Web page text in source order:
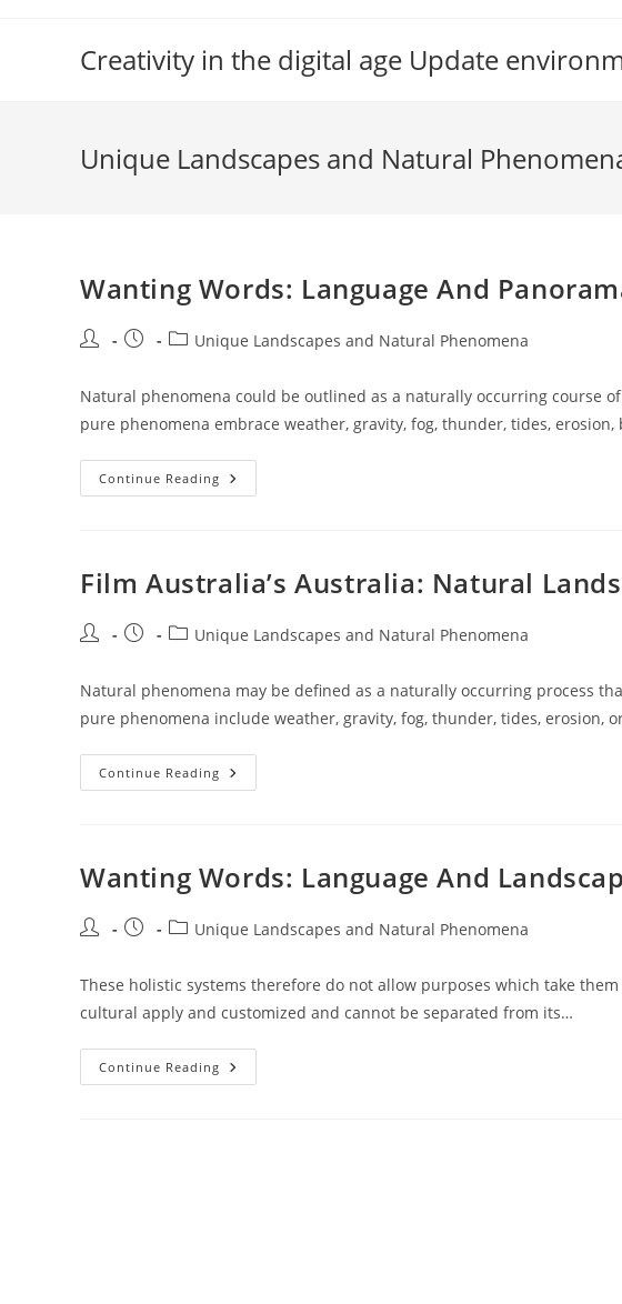
Creativity in the digital age Update
Unique Landscapes and Natural
Wanting Words: Language And
Post
Post
PostUnique Landscapes and Natural Phenomena
Natural phenomena could be outlined as a naturally occurring course
pure phenomena embrace weather, gravity, fog, thunder, tides,
Continue Reading Wanting
Words:
Film Australia’s Australia: Natural
Post
Post
PostUnique Landscapes and Natural Phenomena
Natural phenomena may be defined as a naturally occurring process
pure phenomena include weather, gravity, fog, thunder, tides, erosion,
Continue Reading Film
Australia’s
Wanting Words: Language And
Post
Post
PostUnique Landscapes and Natural Phenomena
These holistic systems therefore do not allow purposes which take
cultural apply and customized and cannot be separated from its…
Continue Reading Wanting
Words: